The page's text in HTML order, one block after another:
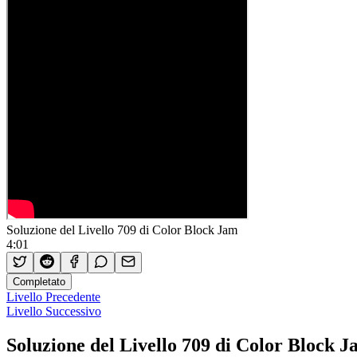
Soluzione del Livello 709 di Color Block Jam
4:01
Completato
Livello Precedente
Livello Successivo
Soluzione del Livello 709 di Color Block